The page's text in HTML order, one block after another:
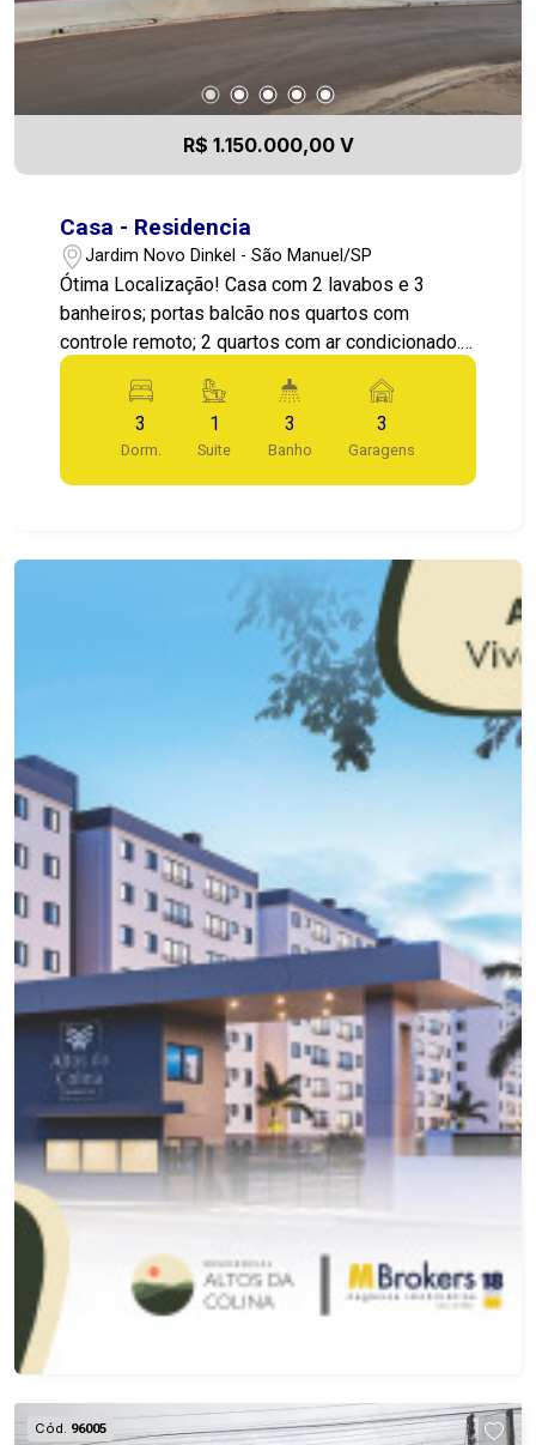
R$ 1.150.000,00 V
Casa - Residencia
Jardim Novo Dinkel - São Manuel/SP
Ótima Localização! Casa com 2 lavabos e 3
banheiros; portas balcão nos quartos com
controle remoto; 2 quartos com ar condicionado.
Área gourmet com Spa para 7 pessoas.
3
Dorm.
1
Suite
3
Banho
3
Garagens
Cód. 96005